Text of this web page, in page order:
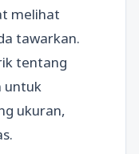
melihat
tawarkan.
tentang
untuk
ukuran,